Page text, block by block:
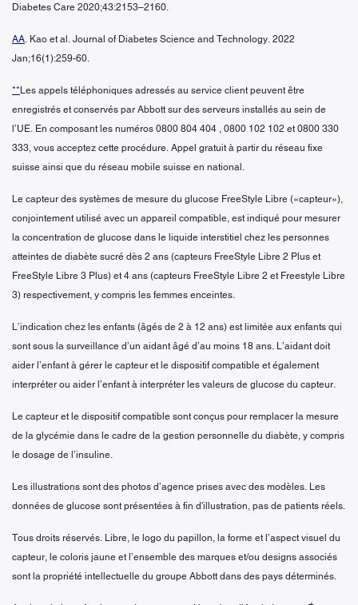
Diabetes Care 2020;43:2153–2160.
AA. Kao et al. Journal of Diabetes Science and Technology. 2022
Jan;16(1):259-60.
** Les appels téléphoniques adressés au service client peuvent être
enregistrés et conservés par Abbott sur des serveurs installés au sein de
l’UE. En composant les numéros 0800 804 404 , 0800 102 102 et 0800 330
333, vous acceptez cette procédure. Appel gratuit à partir du réseau fixe
suisse ainsi que du réseau mobile suisse en national.
Le capteur des systèmes de mesure du glucose FreeStyle Libre («capteur»),
conjointement utilisé avec un appareil compatible, est indiqué pour mesurer
la concentration de glucose dans le liquide interstitiel chez les personnes
atteintes de diabète sucré dès 2 ans (capteurs FreeStyle Libre 2 Plus et
FreeStyle Libre 3 Plus) et 4 ans (capteurs FreeStyle Libre 2 et Freestyle Libre
3) respectivement, y compris les femmes enceintes.
L’indication chez les enfants (âgés de 2 à 12 ans) est limitée aux enfants qui
sont sous la surveillance d’un aidant âgé d’au moins 18 ans. L’aidant doit
aider l’enfant à gérer le capteur et le dispositif compatible et également
interpréter ou aider l’enfant à interpréter les valeurs de glucose du capteur.
Le capteur et le dispositif compatible sont conçus pour remplacer la mesure
de la glycémie dans le cadre de la gestion personnelle du diabète, y compris
le dosage de l’insuline.
Les illustrations sont des photos d’agence prises avec des modèles. Les
données de glucose sont présentées à fin d'illustration, pas de patients réels.
Tous droits réservés. Libre, le logo du papillon, la forme et l’aspect visuel du
capteur, le coloris jaune et l’ensemble des marques et/ou designs associés
sont la propriété intellectuelle du groupe Abbott dans des pays déterminés.